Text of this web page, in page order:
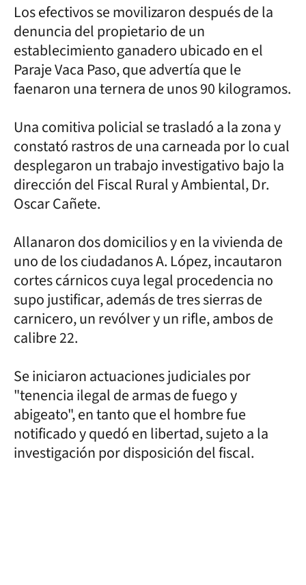
Los efectivos se movilizaron después de la
denuncia del propietario de un
establecimiento ganadero ubicado en el
Paraje Vaca Paso, que advertía que le
faenaron una ternera de unos 90 kilogramos.
Una comitiva policial se trasladó a la zona y
constató rastros de una carneada por lo cual
desplegaron un trabajo investigativo bajo la
dirección del Fiscal Rural y Ambiental, Dr.
Oscar Cañete.
Allanaron dos domicilios y en la vivienda de
uno de los ciudadanos A. López, incautaron
cortes cárnicos cuya legal procedencia no
supo justificar, además de tres sierras de
carnicero, un revólver y un rifle, ambos de
calibre 22.
Se iniciaron actuaciones judiciales por
"tenencia ilegal de armas de fuego y
abigeato", en tanto que el hombre fue
notificado y quedó en libertad, sujeto a la
investigación por disposición del fiscal.